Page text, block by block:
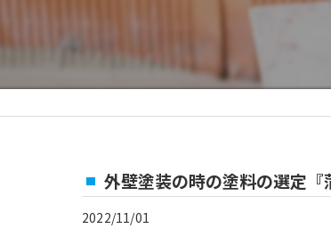
外壁塗装の時の塗料の選定
2022/11/01